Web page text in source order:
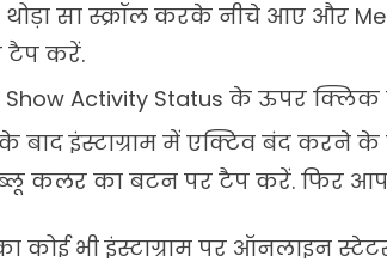
सा स्क्रॉल करके नीचे आए और
टैप करें.
Activity Status के ऊपर
बाद इंस्टाग्राम में एक्टिव बंद करने
कलर का बटन पर टैप करें. फिर
कोई भी इंस्टाग्राम पर ऑनलाइन